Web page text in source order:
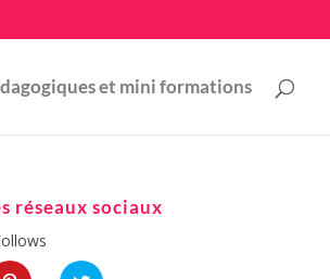
et mini formations
réseaux sociaux